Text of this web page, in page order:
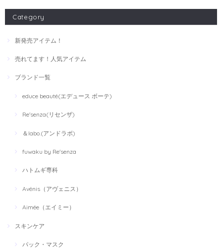
Category
新発売アイテム！
売れてます！人気アイテム
ブランド一覧
educe beauté(エデュース ボーテ)
Re'senza(リセンザ)
＆labo.(アンドラボ)
fuwaku by Re'senza
ハトムギ専科
Avénis（アヴェニス）
Aimée（エイミー）
スキンケア
パック・マスク